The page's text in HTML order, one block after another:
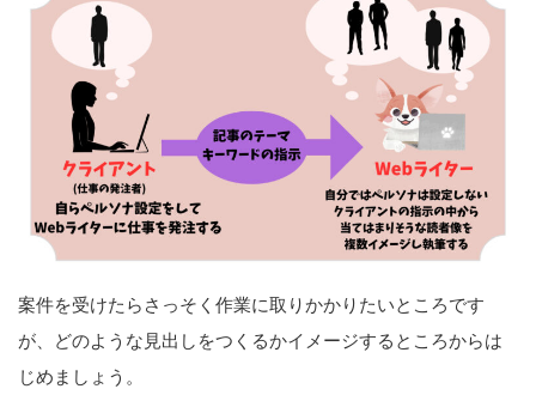
案件を受けたらさっそく作業に取りかかりたいところです
が、どのような見出しをつくるかイメージするところからは
じめましょう。